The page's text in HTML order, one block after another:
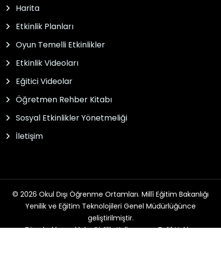
Harita
Etkinlik Planları
Oyun Temelli Etkinlikler
Etkinlik Videoları
Eğitici Videolar
Öğretmen Rehber Kitabı
Sosyal Etkinlikler Yönetmeliği
İletişim
© 2026 Okul Dışı Öğrenme Ortamları. Millî Eğitim Bakanlığı
Yenilik ve Eğitim Teknolojileri Genel Müdürlüğünce
geliştirilmiştir.
Tüm hakları saklıdır. Gizlilik, Kullanım ve Telif Hakları